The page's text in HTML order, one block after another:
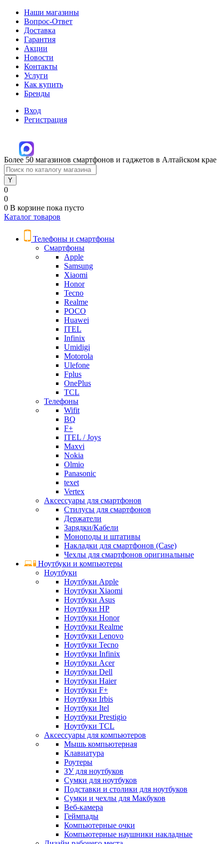
Наши магазины
Вопрос-Ответ
Доставка
Гарантия
Акции
Новости
Контакты
Услуги
Как купить
Бренды
Вход
Регистрация
Более 50 магазинов смартфонов и гаджетов в Алтайском крае
0
0
0 В корзине пока пусто
Каталог товаров
Телефоны и смартфоны
Смартфоны
Apple
Samsung
Xiaomi
Honor
Tecno
Realme
POCO
Huawei
ITEL
Infinix
Umidigi
Motorola
Ulefone
Fplus
OnePlus
TCL
Телефоны
Wifit
BQ
F+
ITEL / Joys
Maxvi
Nokia
Olmio
Panasonic
texet
Vertex
Аксессуары для смартфонов
Стилусы для смартфонов
Держатели
Зарядки/Кабели
Моноподы и штативы
Накладки для смартфонов (Case)
Чехлы для смартфонов оригинальные
Ноутбуки и компьютеры
Ноутбуки
Ноутбуки Apple
Ноутбуки Xiaomi
Ноутбуки Asus
Ноутбуки HP
Ноутбуки Honor
Ноутбуки Realme
Ноутбуки Lenovo
Ноутбуки Tecno
Ноутбуки Infinix
Ноутбуки Acer
Ноутбуки Dell
Ноутбуки Haier
Ноутбуки F+
Ноутбуки Irbis
Ноутбуки Itel
Ноутбуки Prestigio
Ноутбуки TCL
Аксессуары для компьютеров
Мышь компьютерная
Клавиатура
Роутеры
ЗУ для ноутбуков
Сумки для ноутбуков
Подставки и столики для ноутбуков
Сумки и чехлы для Макбуков
Веб-камера
Геймпады
Компьютерные очки
Компьютерные наушники накладные